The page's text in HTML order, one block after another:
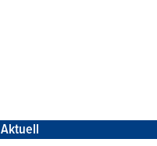
Aktuell